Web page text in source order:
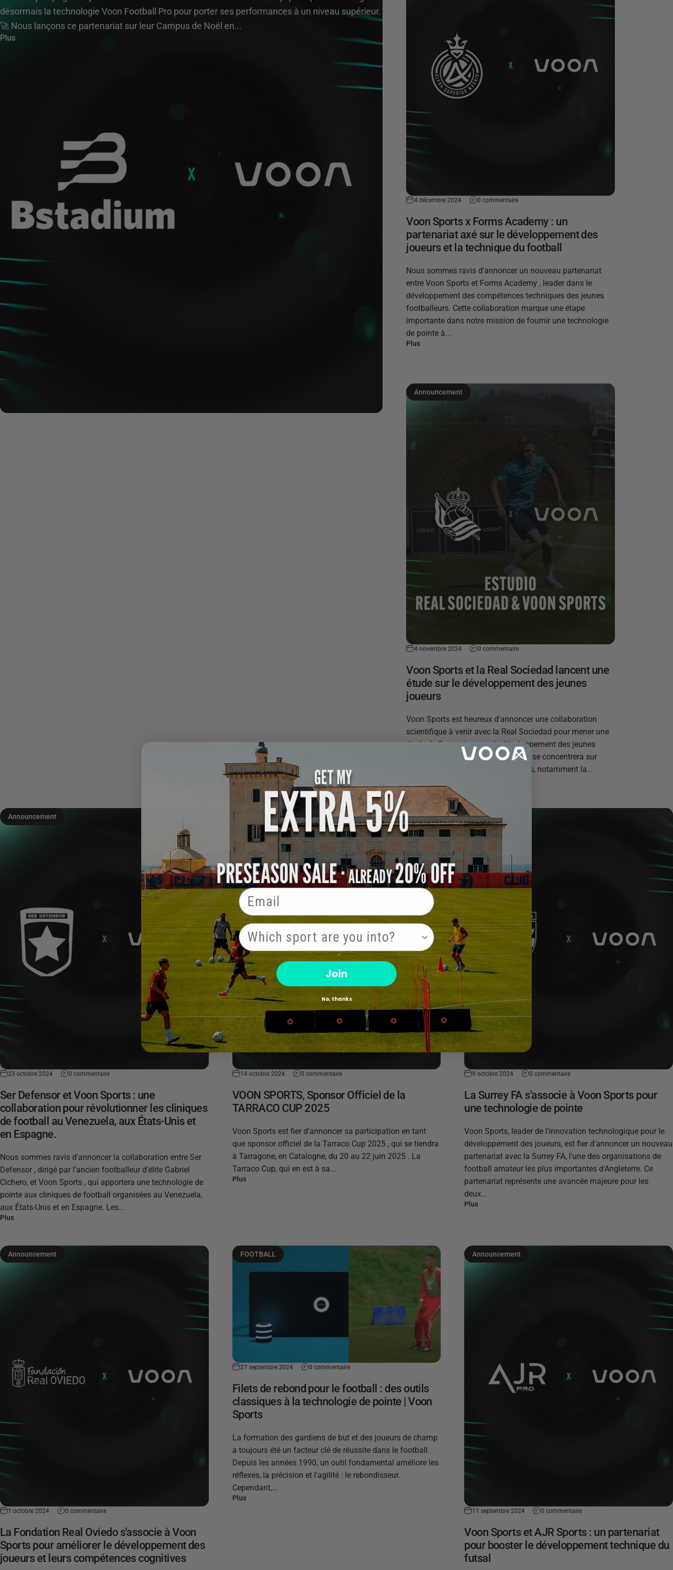
désormais la technologie Voon Football Pro pour porter ses performances à un niveau supérieur.
🚀 Nous lançons ce partenariat sur leur Campus de Noël en...
Plus
4 décembre 2024 0 commentaire
Voon Sports x Forms Academy : un
partenariat axé sur le développement des
joueurs et la technique du football
Nous sommes ravis d'annoncer un nouveau partenariat
entre Voon Sports et Forms Academy , leader dans le
développement des compétences techniques des jeunes
footballeurs. Cette collaboration marque une étape
importante dans notre mission de fournir une technologie
de pointe à...
Plus
Announcement
4 novembre 2024 0 commentaire
Voon Sports et la Real Sociedad lancent une
étude sur le développement des jeunes
joueurs
Voon Sports est heureux d'annoncer une collaboration
scientifique à venir avec la Real Sociedad pour mener une
étude de 8 semaines sur le développement des jeunes
joueurs de football. Cette recherche se concentrera sur
l'amélioration de domaines critiques, notamment la...
Announcement
23 octobre 2024 0 commentaire
Ser Defensor et Voon Sports : une
collaboration pour révolutionner les cliniques
de football au Venezuela, aux États-Unis et
en Espagne.
Nous sommes ravis d'annoncer la collaboration entre Ser
Defensor , dirigé par l'ancien footballeur d'élite Gabriel
Cichero, et Voon Sports , qui apportera une technologie de
pointe aux cliniques de football organisées au Venezuela,
aux États-Unis et en Espagne. Les...
Plus
Announcement
14 octobre 2024 0 commentaire
VOON SPORTS, Sponsor Officiel de la
TARRACO CUP 2025
Voon Sports est fier d'annoncer sa participation en tant
que sponsor officiel de la Tarraco Cup 2025 , qui se tiendra
à Tarragone, en Catalogne, du 20 au 22 juin 2025 . La
Tarraco Cup, qui en est à sa...
Plus
Announcement
9 octobre 2024 0 commentaire
La Surrey FA s'associe à Voon Sports pour
une technologie de pointe
Voon Sports, leader de l'innovation technologique pour le
développement des joueurs, est fier d'annoncer un nouveau
partenariat avec la Surrey FA, ​​l'une des organisations de
football amateur les plus importantes d'Angleterre. Ce
partenariat représente une avancée majeure pour les
deux...
Plus
Announcement
1 octobre 2024 0 commentaire
La Fondation Real Oviedo s'associe à Voon
Sports pour améliorer le développement des
joueurs et leurs compétences cognitives
FOOTBALL
27 septembre 2024 0 commentaire
Filets de rebond pour le football : des outils
classiques à la technologie de pointe | Voon
Sports
La formation des gardiens de but et des joueurs de champ
a toujours été un facteur clé de réussite dans le football.
Depuis les années 1990, un outil fondamental améliore les
réflexes, la précision et l'agilité : le rebondisseur.
Cependant,...
Plus
Announcement
11 septembre 2024 0 commentaire
Voon Sports et AJR Sports : un partenariat
pour booster le développement technique du
futsal
Email
PRODUCT INTEREST
Join
No, thanks